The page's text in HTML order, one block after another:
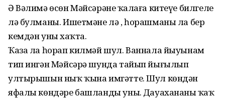
Ә Вәлимә өсөн Мәйсәрәнең ҡалаға китеүе билгеле
лә булманы. Ишетмәне лә , һорашманы ла бер
кемдән уның хаҡта.
Ҡаза ла һорап килмәй шул. Ваннала йыуынам
тип ингән Мәйсәрә шунда тайып йығылып
ултырышын ныҡ ҡына имгәтте. Шул көндән
яфалы көндәре башланды уның. Дауахананың ҡаҡ